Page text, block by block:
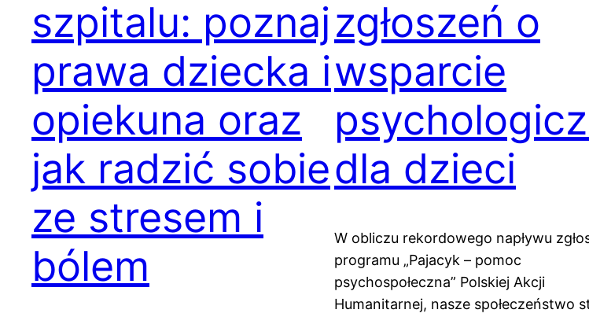
szpitalu: poznaj
prawa dziecka i
opiekuna oraz
jak radzić sobie
ze stresem i
bólem
zgłoszeń o
wsparcie
dla dzieci
W obliczu rekordowego napływu
programu „Pajacyk – pomoc
psychospołeczna” Polskiej Akcji
Humanitarnej, nasze społeczeństwo